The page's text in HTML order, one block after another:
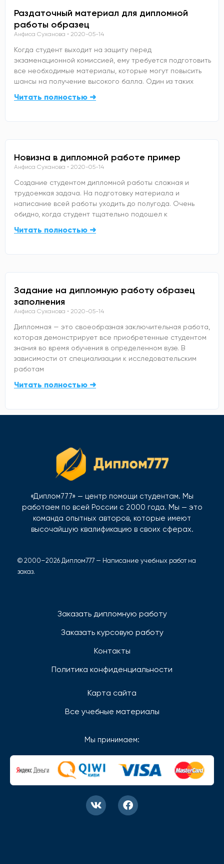
Раздаточный материал для дипломной
работы образец
Анфиса Суханова 2020-05-14
Когда студент выходит на защиту перед
экзаменационной комиссией, ему требуется подготовить
все необходимые материалы, которые могут повысить
шансы на получение высокого балла. Один из таких
Читать полностью ➜
Новизна в дипломной работе пример
Анфиса Суханова 2020-05-14
Создание студентом дипломной работы сложная и
трудоемкая задача. На подготовку материала и
написание всей работы уходить до полугода. Очень
обидно, когда студент тщательно подошел к
Читать полностью ➜
Задание на дипломную работу образец
заполнения
Анфиса Суханова 2020-05-14
Дипломная — это своеобразная заключительная работа,
которая демонстрирует все приобретенные студентом
знания во время обучения в определенном вузе. В
зависимости от специализации к исследовательским
работам
Читать полностью ➜
«Диплом777» — центр помощи студентам. Мы
работаем по всей России с 2000 года. Мы — это
команда опытных авторов, которые имеют
высочайшую квалификацию в своих сферах.
© 2000–2026 Диплом777 — Написание учебных работ на
заказ.
Заказать дипломную работу
Заказать курсовую работу
Контакты
Политика конфиденциальности
Карта сайта
Все учебные материалы
Мы принимаем: